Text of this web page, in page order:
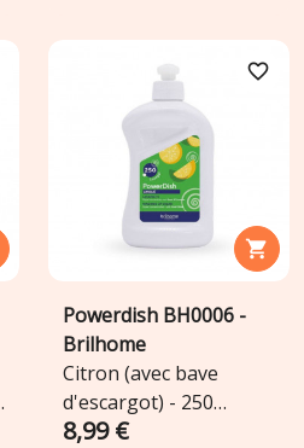

favorite_border
Powerdish BH0006 -
Brilhome
Citron (avec bave
d'escargot) - 250
lavages
8,99 €